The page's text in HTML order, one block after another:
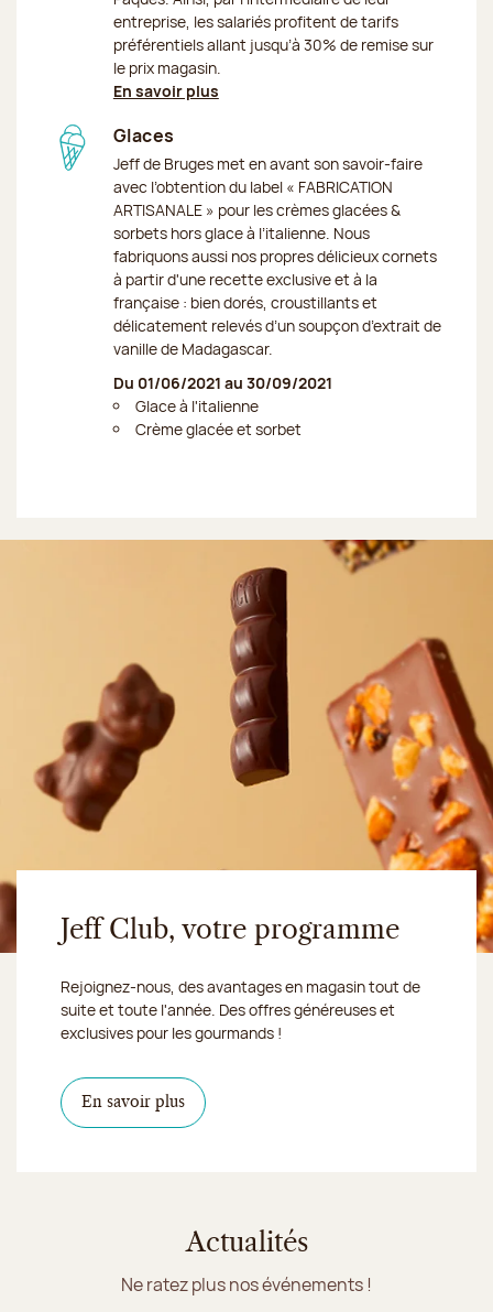
entreprise, les salariés profitent de tarifs
préférentiels allant jusqu’à 30% de remise sur
le prix magasin.
En savoir plus
Glaces
Jeff de Bruges met en avant son savoir-faire
avec l’obtention du label « FABRICATION
ARTISANALE » pour les crèmes glacées &
sorbets hors glace à l’italienne. Nous
fabriquons aussi nos propres délicieux cornets
à partir d'une recette exclusive et à la
française : bien dorés, croustillants et
délicatement relevés d’un soupçon d’extrait de
vanille de Madagascar.
Du 01/06/2021 au 30/09/2021
Glace à l'italienne
Crème glacée et sorbet
Jeff Club, votre programme
Rejoignez-nous, des avantages en magasin tout de
suite et toute l'année. Des offres généreuses et
exclusives pour les gourmands !
En savoir plus
Actualités
Ne ratez plus nos événements !